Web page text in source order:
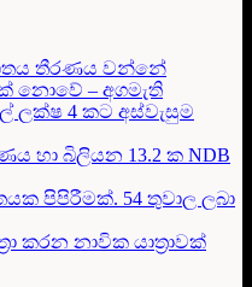
තීරණය වන්නේ
නොවේ – අගමැති
ලක්ෂ 4 කට අස්වැසුම
හා බිලියන 13.2 ක NDB
පිපිරීමක්. 54 තුවාල ලබා
කරන නාවික යාත්‍රාවක්